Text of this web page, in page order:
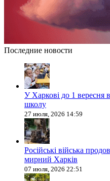
Последние новости
У Харкові до 1 вересня
школу
27 июля, 2026 14:59
Російські війська
мирний Харків
07 июля, 2026 22:51